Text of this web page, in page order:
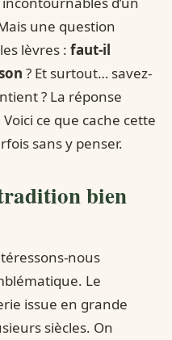
une question
lèvres : faut-il
? Et surtout… savez-
? La réponse
ce que cache cette
sans y penser.
bien
nous
Le
issue en grande
siècles. On